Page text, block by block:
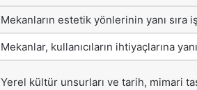
Mekanların estetik yönlerinin yanı sıra
Mekanlar, kullanıcıların ihtiyaçlarına
Yerel kültür unsurları ve tarih, mimari